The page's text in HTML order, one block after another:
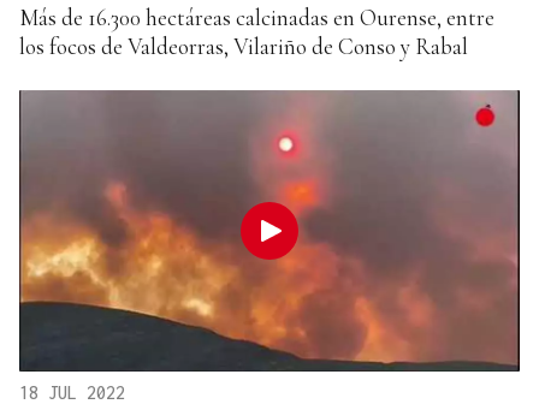
Más de 16.300 hectáreas calcinadas en Ourense, entre
los focos de Valdeorras, Vilariño de Conso y Rabal
18 JUL 2022